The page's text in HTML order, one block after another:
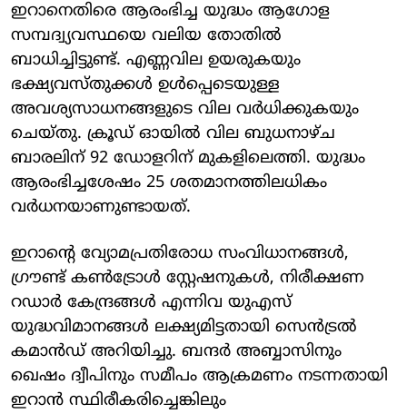
ഇറാനെതിരെ ആരംഭിച്ച യുദ്ധം ആഗോള
സമ്പദ്വ്യവസ്ഥയെ വലിയ തോതില്‍
ബാധിച്ചിട്ടുണ്ട്. എണ്ണവില ഉയരുകയും
ഭക്ഷ്യവസ്തുക്കള്‍ ഉള്‍പ്പെടെയുള്ള
അവശ്യസാധനങ്ങളുടെ വില വര്‍ധിക്കുകയും
ചെയ്തു. ക്രൂഡ് ഓയില്‍ വില ബുധനാഴ്ച
ബാരലിന് 92 ഡോളറിന് മുകളിലെത്തി. യുദ്ധം
ആരംഭിച്ചശേഷം 25 ശതമാനത്തിലധികം
വര്‍ധനയാണുണ്ടായത്.
ഇറാന്റെ വ്യോമപ്രതിരോധ സംവിധാനങ്ങള്‍,
ഗ്രൗണ്ട് കണ്‍ട്രോള്‍ സ്റ്റേഷനുകള്‍, നിരീക്ഷണ
റഡാര്‍ കേന്ദ്രങ്ങള്‍ എന്നിവ യുഎസ്
യുദ്ധവിമാനങ്ങള്‍ ലക്ഷ്യമിട്ടതായി സെന്‍ട്രല്‍
കമാന്‍ഡ് അറിയിച്ചു. ബന്ദര്‍ അബ്ബാസിനും
ഖെഷം ദ്വീപിനും സമീപം ആക്രമണം നടന്നതായി
ഇറാന്‍ സ്ഥിരീകരിച്ചെങ്കിലും